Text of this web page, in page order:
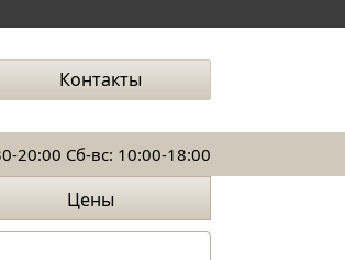
Контакты
20:00 Сб-вс: 10:00-18:00
Цены